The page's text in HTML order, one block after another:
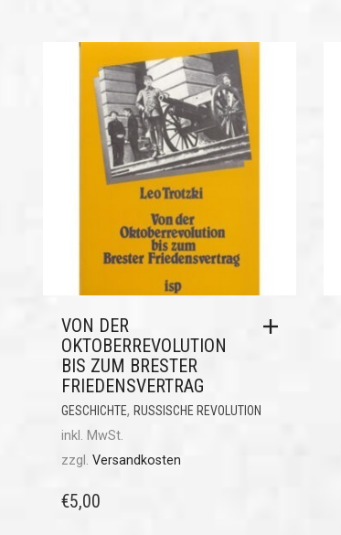
VON DER
OKTOBERREVOLUTION
BIS ZUM BRESTER
FRIEDENSVERTRAG
GESCHICHTE, RUSSISCHE REVOLUTION
inkl. MwSt.
zzgl. Versandkosten
€5,00